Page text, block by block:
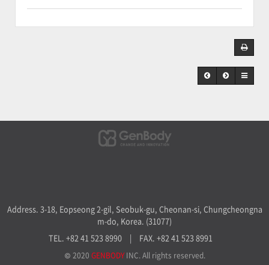
Address. 3-18, Eopseong 2-gil, Seobuk-gu, Cheonan-si, Chungcheongna
m-do, Korea. (31077)
TEL. +82 41 523 8990
| FAX. +82 41 523 8991
© 2020 GENBODYINC. All rights reserved.